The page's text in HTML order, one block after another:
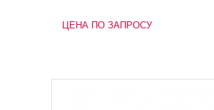
ЦЕНА ПО ЗАПРОСУ